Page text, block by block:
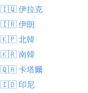
🇮🇶 伊拉克
🇮🇷 伊朗
🇰🇵 北韓
🇰🇷 南韓
🇶🇦 卡塔爾
🇮🇩 印尼